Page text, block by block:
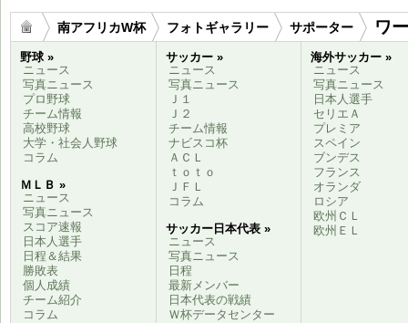
南アフリカW杯 フォトギャラリー サポーター ワ
野球 »
ニュース
写真ニュース
プロ野球
チーム情報
高校野球
大学・社会人野球
コラム
ＭＬＢ »
ニュース
写真ニュース
スコア速報
日本人選手
日程＆結果
勝敗表
個人成績
チーム紹介
コラム
サッカー »
ニュース
写真ニュース
Ｊ１
Ｊ２
チーム情報
ナビスコ杯
ＡＣＬ
ｔｏｔｏ
ＪＦＬ
コラム
サッカー日本代表 »
ニュース
写真ニュース
日程
最新メンバー
日本代表の戦績
Ｗ杯データセンター
海外サッカー »
ニュース
写真ニュース
日本人選手
セリエＡ
プレミア
スペイン
ブンデス
フランス
オランダ
ロシア
欧州ＣＬ
欧州ＥＬ